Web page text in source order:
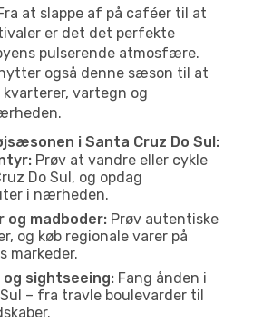
at slappe af på caféer til at
er det det perfekte
pulserende atmosfære.
også denne sæson til at
vartegn og
i Santa Cruz Do Sul:
Prøv at vandre eller cykle
Do Sul, og opdag
i nærheden.
og madboder: Prøv autentiske
og køb regionale varer på
markeder.
sightseeing: Fang ånden i
– fra travle boulevarder til